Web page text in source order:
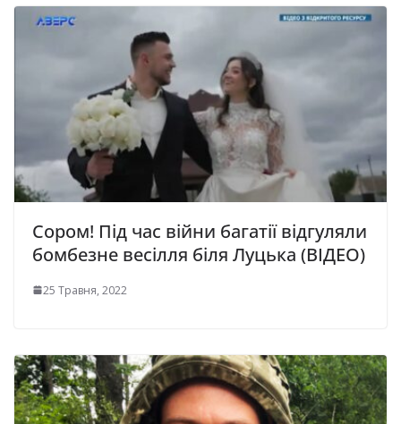
Сором! Під час війни багатії відгуляли
бомбезне весілля біля Луцька (ВІДЕО)
25 Травня, 2022